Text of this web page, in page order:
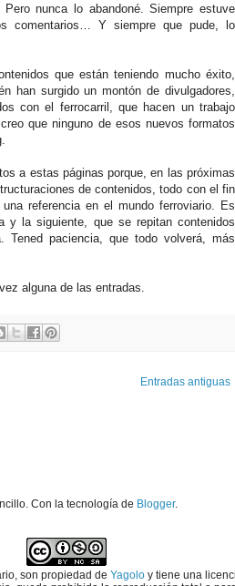
nunca lo abandoné. Siempre estuve
comentarios… Y siempre que pude, lo
que están teniendo mucho éxito,
han surgido un montón de divulgadores,
con el ferrocarril, que hacen un trabajo
que ninguno de esos nuevos formatos
a estas páginas porque, en las próximas
de contenidos, todo con el fin
referencia en el mundo ferroviario. Es
y la siguiente, que se repitan contenidos
Tened paciencia, que todo volverá, más
alguna de las entradas.
Entradas antiguas
Con la tecnología de Blogger.
son propiedad de Yagolo y tiene una